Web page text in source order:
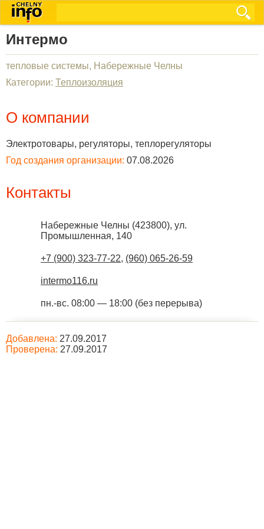
Интермо
тепловые системы, Набережные Челны
Категории: Теплоизоляция
О компании
Электротовары, регуляторы, теплорегуляторы
Год создания организации: 07.08.2026
Контакты
Набережные Челны (423800), ул.
Промышленная, 140
+7 (900) 323-77-22, (960) 065-26-59
intermo116.ru
пн.-вс. 08:00 — 18:00 (без перерыва)
Добавлена: 27.09.2017
Проверена: 27.09.2017